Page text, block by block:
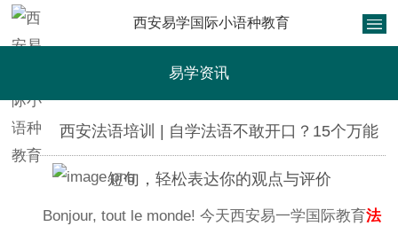
西安易学国际小语种教育
易学资讯
西安法语培训 | 自学法语不敢开口？15个万能
短句，轻松表达你的观点与评价
Bonjour, tout le monde! 今天西安易一学国际教育法